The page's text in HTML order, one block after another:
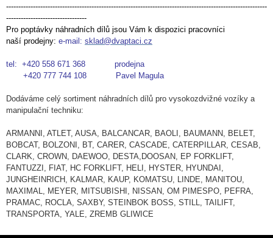
-----------------------------------------------------------------------------------------------------------
---------------------------------
Pro poptávky náhradních dílů jsou Vám k dispozici pracovníci
naší prodejny: e-mail: sklad@dvaptaci.cz
tel: +420 558 671 368 prodejna
+420 777 744 108 Pavel Magula
Dodáváme celý sortiment náhradních dílů pro vysokozdvižné vozíky a
manipulační techniku:
ARMANNI, ATLET, AUSA, BALCANCAR, BAOLI, BAUMANN, BELET,
BOBCAT, BOLZONI, BT, CARER, CASCADE, CATERPILLAR, CESAB,
CLARK, CROWN, DAEWOO, DESTA,DOOSAN, EP FORKLIFT,
FANTUZZI, FIAT, HC FORKLIFT, HELI, HYSTER, HYUNDAI,
JUNGHEINRICH, KALMAR, KAUP, KOMATSU, LINDE, MANITOU,
MAXIMAL, MEYER, MITSUBISHI, NISSAN, OM PIMESPO, PEFRA,
PRAMAC, ROCLA, SAXBY, STEINBOK BOSS, STILL, TAILIFT,
TRANSPORTA, YALE, ZREMB GLIWICE